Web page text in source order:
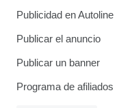
Publicidad en Autoline
Publicar el anuncio
Publicar un banner
Programa de afiliados